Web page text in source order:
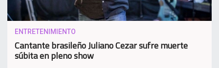
ENTRETENIMIENTO
Cantante brasileño Juliano Cezar sufre muerte
súbita en pleno show